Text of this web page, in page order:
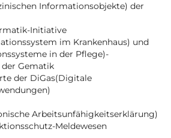
Informationsobjekte) der
Initiative
im Krankenhaus) und
in der Pflege)-
Gematik
der DiGas(Digitale
Arbeitsunfähigkeitserklärung)
Meldewesen